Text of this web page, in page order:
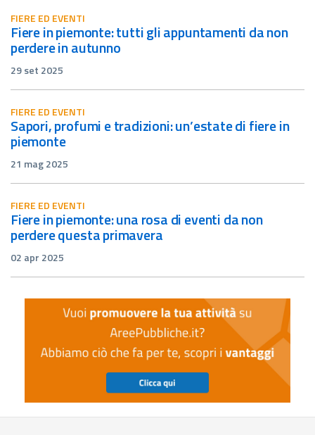
FIERE ED EVENTI
fiere in piemonte: tutti gli appuntamenti da non
perdere in autunno
29 set 2025
FIERE ED EVENTI
sapori, profumi e tradizioni: un’estate di fiere in
piemonte
21 mag 2025
FIERE ED EVENTI
fiere in piemonte: una rosa di eventi da non
perdere questa primavera
02 apr 2025